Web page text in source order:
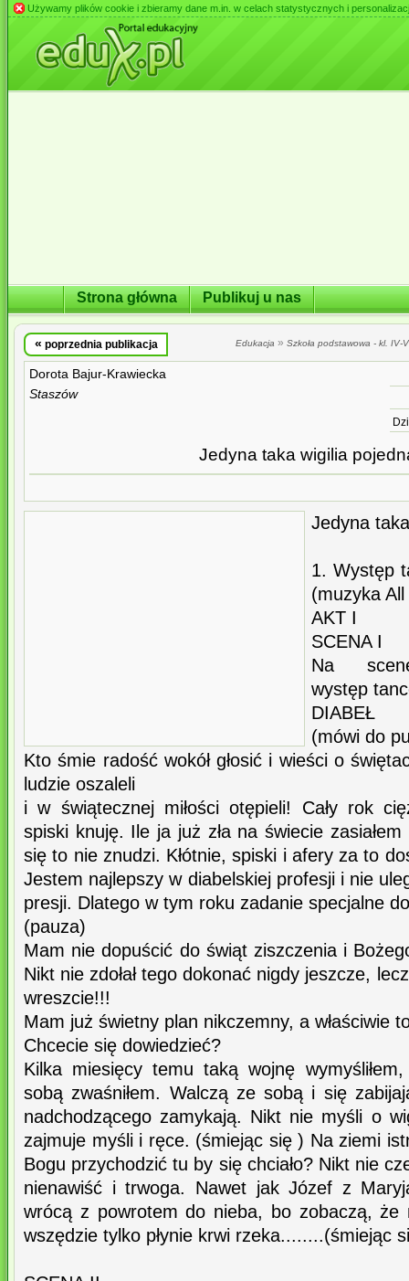
Używamy plików cookie i zbieramy dane m.in. w celach statystycznych i
Strona główna Publikuj u nas
« poprzednia publikacja Edukacja » Szkoła podstawowa - kl. IV-
Dorota Bajur-Krawiecka
Staszów
Jedyna taka wigilia
Jedyna
1. Występ
(muzyka
AKT I
SCENA I
Na
występ
DIABEŁ
(mówi do
Kto śmie radość wokół głosić i wieści o
ludzie oszaleli
i w świątecznej miłości otępieli! Cały rok
spiski knuję. Ile ja już zła na świecie
się to nie znudzi. Kłótnie, spiski i afery za to
Jestem najlepszy w diabelskiej profesji i nie
presji. Dlatego w tym roku zadanie specjalne
(pauza)
Mam nie dopuścić do świąt ziszczenia i
Nikt nie zdołał tego dokonać nigdy jeszcze,
wreszcie!!!
Mam już świetny plan nikczemny, a właściwie
Chcecie się dowiedzieć?
Kilka miesięcy temu taką wojnę
sobą zwaśniłem. Walczą ze sobą i się
nadchodzącego zamykają. Nikt nie myśli o
zajmuje myśli i ręce. (śmiejąc się ) Na ziemi
Bogu przychodzić tu by się chciało? Nikt nie
nienawiść i trwoga. Nawet jak Józef z
wrócą z powrotem do nieba, bo zobaczą,
wszędzie tylko płynie krwi rzeka........(śmiejąc